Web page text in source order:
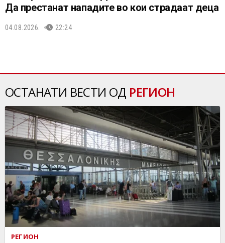
Да престанат нападите во кои страдаат деца
04.08.2026. 22:24
ОСТАНАТИ ВЕСТИ ОД РЕГИОН
РЕГИОН